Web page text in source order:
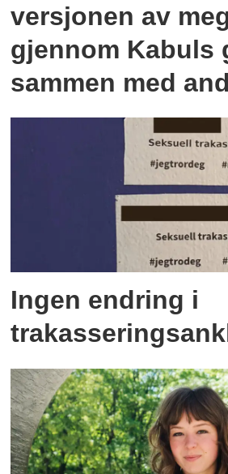
versjonen av
gjennom Kabuls
sammen med
Ingen endring i